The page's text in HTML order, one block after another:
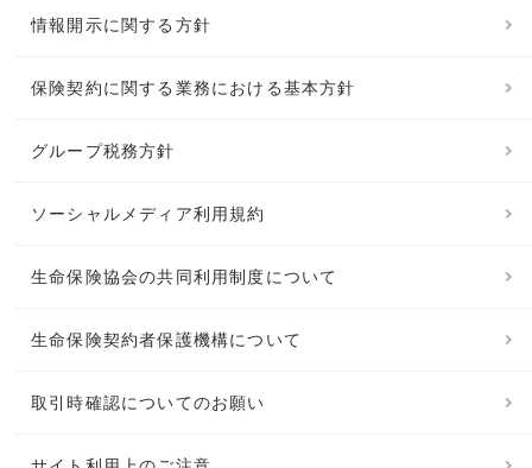
情報開示に関する方針
保険契約に関する業務における基本方針
グループ税務方針
ソーシャルメディア利用規約
生命保険協会の共同利用制度について
生命保険契約者保護機構について
取引時確認についてのお願い